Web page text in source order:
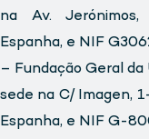
na Av. Jerónimos,
Espanha, e NIF
– Fundação Geral
sede na C/ Imagen,
Espanha, e NIF G-